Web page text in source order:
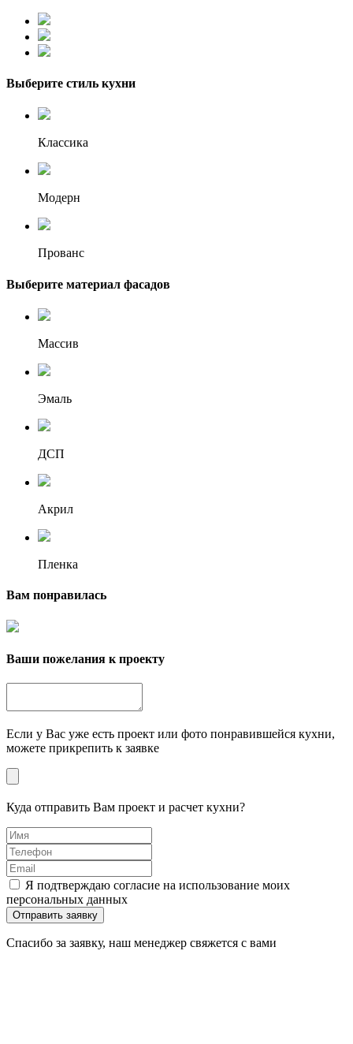
Выберите стиль кухни
Классика
Модерн
Прованс
Выберите материал фасадов
Массив
Эмаль
ДСП
Акрил
Пленка
Вам понравилась
Ваши пожелания к проекту
Если у Вас уже есть проект или фото понравившейся кухни,
можете прикрепить к заявке
Куда отправить Вам проект и расчет кухни?
Я подтверждаю согласие на использование моих
персональных данных
Отправить заявку
Спасибо за заявку, наш менеджер свяжется с вами